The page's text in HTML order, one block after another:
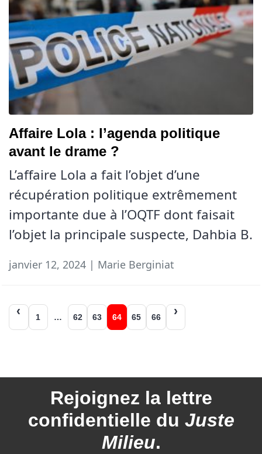
Affaire Lola : l’agenda politique
avant le drame ?
L’affaire Lola a fait l’objet d’une
récupération politique extrêmement
importante due à l’OQTF dont faisait
l’objet la principale suspecte, Dahbia B.
janvier 12, 2024 | Marie Berginiat
Navigation
des
1 … 62 63 64 65 66
Rejoignez la lettre
confidentielle du Juste
Milieu.